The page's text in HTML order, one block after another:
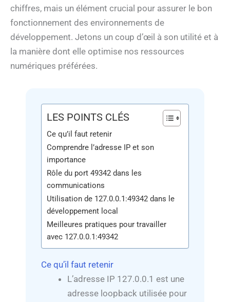
chiffres, mais un élément crucial pour assurer le bon
fonctionnement des environnements de
développement. Jetons un coup d’œil à son utilité et à
la manière dont elle optimise nos ressources
numériques préférées.
LES POINTS CLÉS
Ce qu’il faut retenir
Comprendre l’adresse IP et son
importance
Rôle du port 49342 dans les
communications
Utilisation de 127.0.0.1:49342 dans le
développement local
Meilleures pratiques pour travailler
avec 127.0.0.1:49342
Ce qu’il faut retenir
L’adresse IP 127.0.0.1 est une
adresse loopback utilisée pour